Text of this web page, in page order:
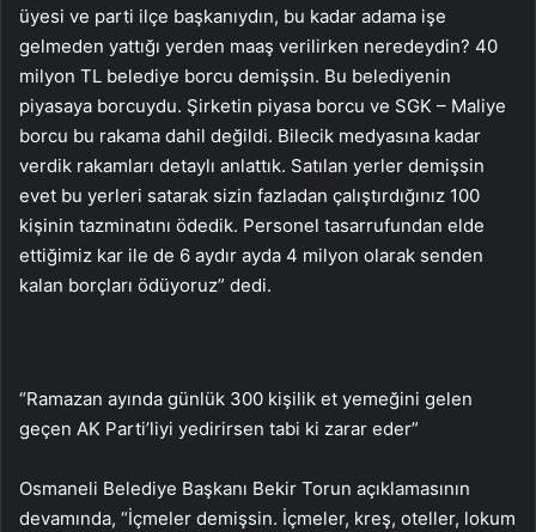
üyesi ve parti ilçe başkanıydın, bu kadar adama işe
gelmeden yattığı yerden maaş verilirken neredeydin? 40
milyon TL belediye borcu demişsin. Bu belediyenin
piyasaya borcuydu. Şirketin piyasa borcu ve SGK – Maliye
borcu bu rakama dahil değildi. Bilecik medyasına kadar
verdik rakamları detaylı anlattık. Satılan yerler demişsin
evet bu yerleri satarak sizin fazladan çalıştırdığınız 100
kişinin tazminatını ödedik. Personel tasarrufundan elde
ettiğimiz kar ile de 6 aydır ayda 4 milyon olarak senden
kalan borçları ödüyoruz” dedi.
“Ramazan ayında günlük 300 kişilik et yemeğini gelen
geçen AK Parti’liyi yedirirsen tabi ki zarar eder”
Osmaneli Belediye Başkanı Bekir Torun açıklamasının
devamında, “İçmeler demişsin. İçmeler, kreş, oteller, lokum